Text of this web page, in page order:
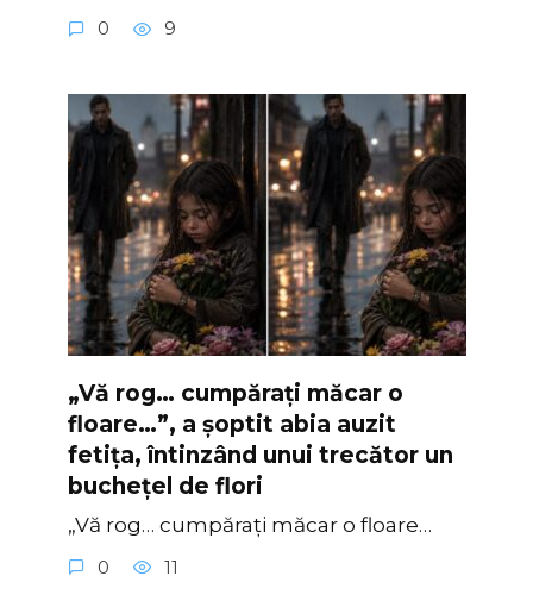
0 9
„Vă rog… cumpărați măcar o
floare…”, a șoptit abia auzit
fetița, întinzând unui trecător un
buchețel de flori
„Vă rog… cumpărați măcar o floare…
0 11